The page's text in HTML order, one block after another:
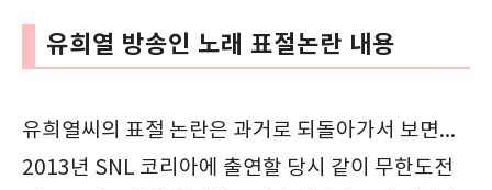
유희열 방송인 노래 표절논란 내용
유희열씨의 표절 논란은 과거로 되돌아가서 보면...
2013년 SNL 코리아에 출연할 당시 같이 무한도전